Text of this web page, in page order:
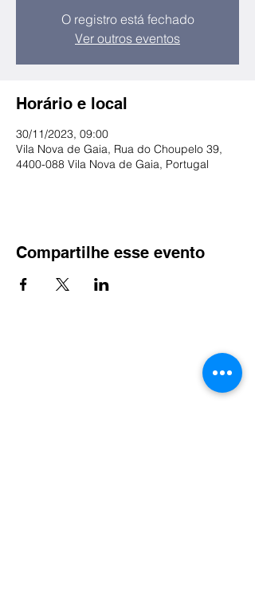
O registro está fechado
Ver outros eventos
Horário e local
30/11/2023, 09:00
Vila Nova de Gaia, Rua do Choupelo 39,
4400-088 Vila Nova de Gaia, Portugal
Compartilhe esse evento